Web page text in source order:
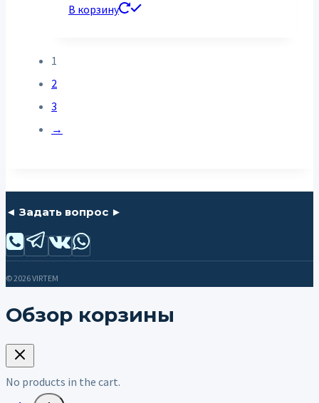
В корзину
1
2
3
→
◄ Задать вопрос ►
© 2026 VIRTEM
Обзор корзины
No products in the cart.